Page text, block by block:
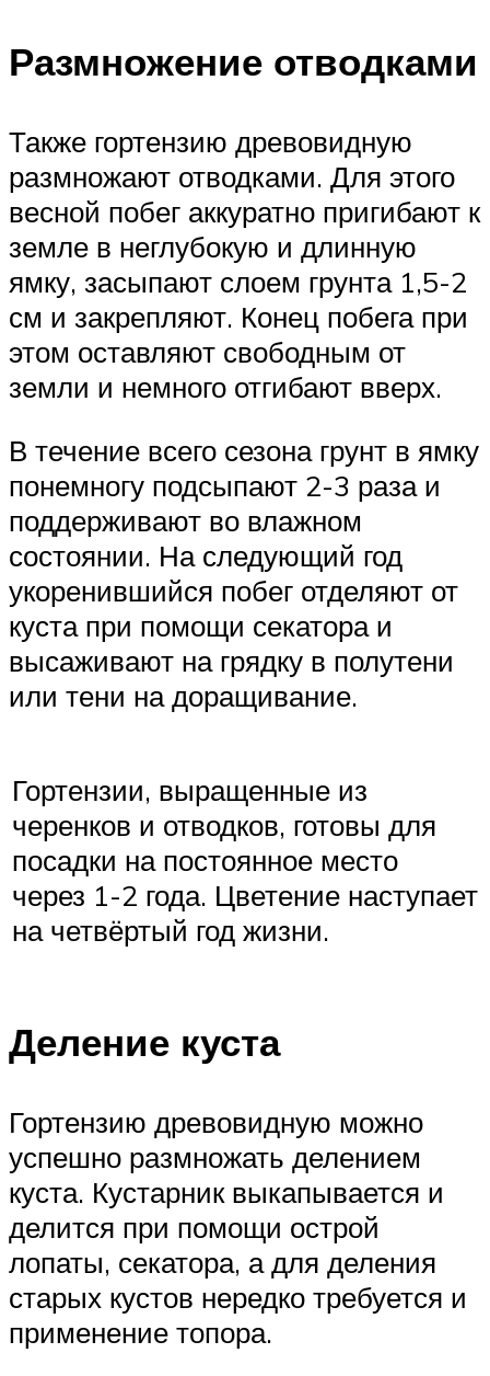
Размножение отводками
Также гортензию древовидную
размножают отводками. Для этого
весной побег аккуратно пригибают к
земле в неглубокую и длинную
ямку, засыпают слоем грунта 1,5-2
см и закрепляют. Конец побега при
этом оставляют свободным от
земли и немного отгибают вверх.
В течение всего сезона грунт в ямку
понемногу подсыпают 2-3 раза и
поддерживают во влажном
состоянии. На следующий год
укоренившийся побег отделяют от
куста при помощи секатора и
высаживают на грядку в полутени
или тени на доращивание.
Гортензии, выращенные из
черенков и отводков, готовы для
посадки на постоянное место
через 1-2 года. Цветение наступает
на четвёртый год жизни.
Деление куста
Гортензию древовидную можно
успешно размножать делением
куста. Кустарник выкапывается и
делится при помощи острой
лопаты, секатора, а для деления
старых кустов нередко требуется и
применение топора.